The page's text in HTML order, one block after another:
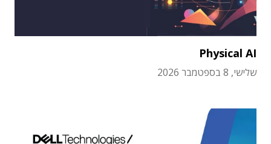
Physical AI
שלישי, 8 בספטמבר 2026